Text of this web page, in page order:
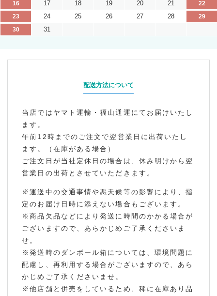
16 17 18 19 20 21
22
23
24 25 26 27 28
29
30
31
配送方法について
当店ではヤマト運輸・福山通運にてお届けいたし
ます。
午前12時までのご注文で翌営業日に出荷いたし
ます。（在庫がある場合）
ご注文日が当社定休日の場合は、休み明けから翌
営業日の出荷とさせていただきます。
※運送中の交通事情や悪天候等の影響により、指
定のお届け日時に添えない場合もございます。
※商品欠品などにより発送に時間のかかる場合が
ございますので、あらかじめご了承くださいま
せ。
※発送時のダンボール箱については、環境問題に
配慮し、再利用する場合がございますので、あら
かじめご了承くださいませ。
※他店舗と併売をしているため、稀に在庫あり品